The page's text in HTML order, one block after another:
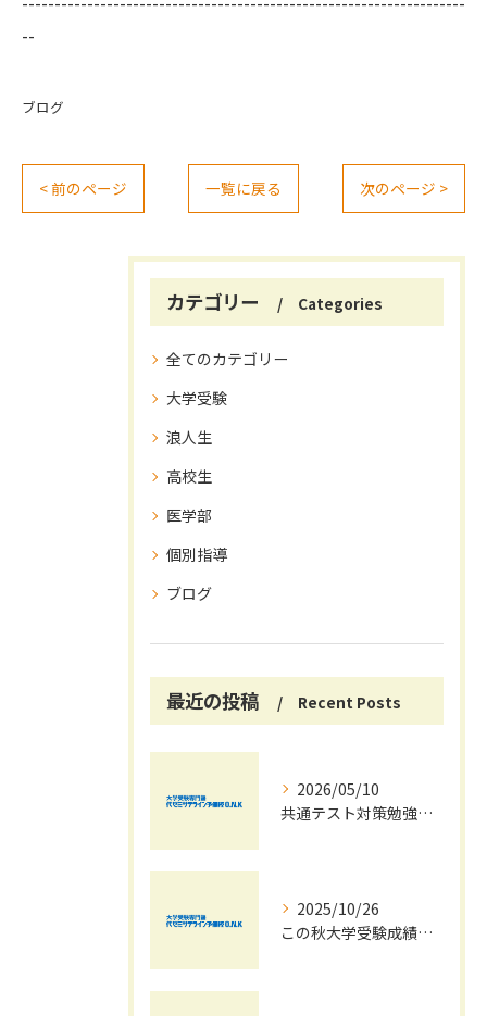
--
ブログ
< 前のページ 一覧に戻る 次のページ >
カテゴリー Categories
全てのカテゴリー
大学受験
浪人生
高校生
医学部
個別指導
ブログ
最近の投稿 Recent Posts
2026/05/10
共通テスト対策勉強は早めに始めましょう！
2025/10/26
この秋大学受験成績大幅UPの秘訣